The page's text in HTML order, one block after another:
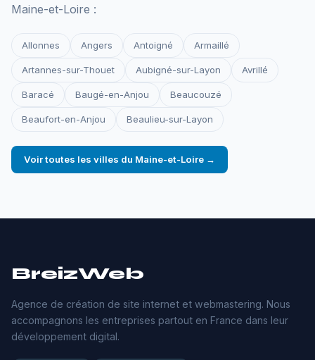
Maine-et-Loire :
Allonnes Angers Antoigné Armaillé
Artannes-sur-Thouet Aubigné-sur-Layon Avrillé
Baracé Baugé-en-Anjou Beaucouzé
Beaufort-en-Anjou Beaulieu-sur-Layon
Voir toutes les villes du Maine-et-Loire →
BreizWeb
Agence de création de site internet et webmastering. Nous
accompagnons les entreprises partout en France dans leur
développement digital.